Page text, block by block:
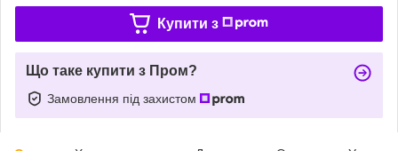
Купити з
Що таке купити з Пром?
Замовлення під захистом